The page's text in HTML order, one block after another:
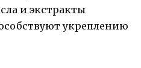
и экстракты
укреплению